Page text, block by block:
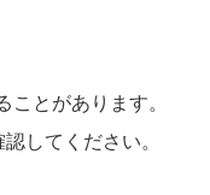
とがあります。
してください。